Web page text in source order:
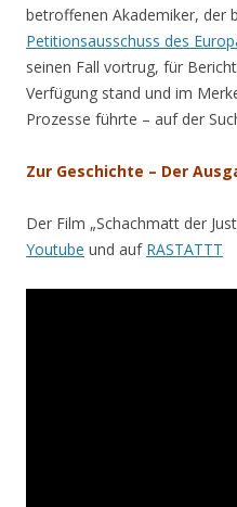
betroffenen Akademiker, der
Petitionsausschuss des
seinen Fall vortrug, für
Verfügung stand und im
Prozesse führte – auf der
Zur Geschichte – Der
Der Film „Schachmatt der
Youtube und auf RASTATTT